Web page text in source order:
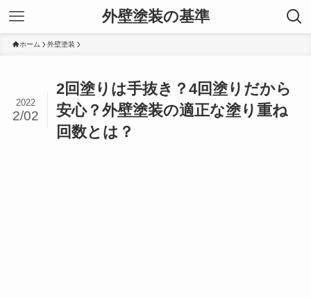
外壁塗装の基準
ホーム 外壁塗装
2回塗りは手抜き？4回塗りだから
安心？外壁塗装の適正な塗り重ね
回数とは？
2022
2/02